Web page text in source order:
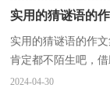
实用的猜谜语的
实用的猜谜语的作
肯定都不陌生吧，
文是一个让许多人
2024-04-30